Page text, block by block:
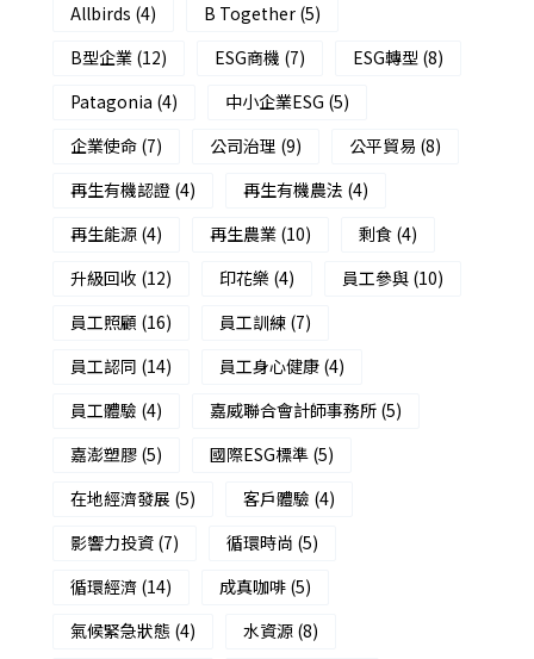
Allbirds (4) B Together (5)
B型企業 (12) ESG商機 (7) ESG轉型 (8)
Patagonia (4) 中小企業ESG (5)
企業使命 (7) 公司治理 (9) 公平貿易 (8)
再生有機認證 (4) 再生有機農法 (4)
再生能源 (4) 再生農業 (10) 剩食 (4)
升級回收 (12) 印花樂 (4) 員工參與 (10)
員工照顧 (16) 員工訓練 (7)
員工認同 (14) 員工身心健康 (4)
員工體驗 (4) 嘉威聯合會計師事務所 (5)
嘉澎塑膠 (5) 國際ESG標準 (5)
在地經濟發展 (5) 客戶體驗 (4)
影響力投資 (7) 循環時尚 (5)
循環經濟 (14) 成真咖啡 (5)
氣候緊急狀態 (4) 水資源 (8)